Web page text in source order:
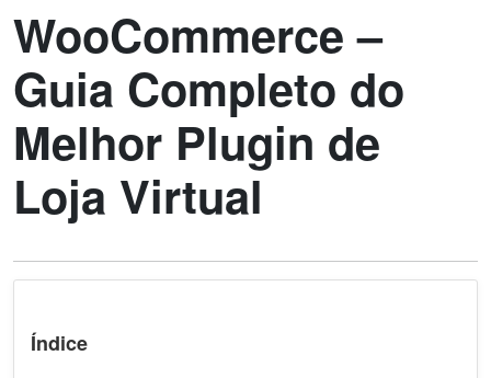
WooCommerce –
Guia Completo do
Melhor Plugin de
Loja Virtual
Índice